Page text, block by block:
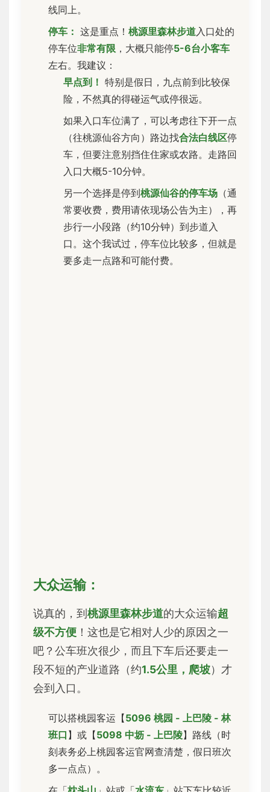
线同上。
停车： 这是重点！ 桃源里森林步道入口处的
停车位非常有限 ，大概只能停5-6台小客车
左右。我建议：
早点到！ 特别是假日，九点前到比较保
险，不然真的得碰运气或停很远。
如果入口车位满了，可以考虑往下开一点
（往桃源仙谷方向）路边找合法白线区停
车，但要注意别挡住住家或农路。走路回
入口大概5-10分钟。
另一个选择是停到桃源仙谷的停车场 （通
常要收费，费用请依现场公告为主），再
步行一小段路（约10分钟）到步道入
口。这个我试过，停车位比较多，但就是
要多走一点路和可能付费。
大众运输：
说真的，到桃源里森林步道的大众运输超
级不方便 ！这也是它相对人少的原因之一
吧？公车班次很少，而且下车后还要走一
段不短的产业道路（约1.5公里，爬坡）才
会到入口。
可以搭桃园客运【5096 桃园 - 上巴陵 - 林
班口 】或【5098 中坜 - 上巴陵】路线（时
刻表务必上桃园客运官网查清楚，假日班次
多一点点）。